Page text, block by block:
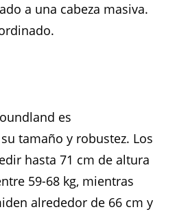
a una cabeza masiva.
es
tamaño y robustez. Los
hasta 71 cm de altura
59-68 kg, mientras
alrededor de 66 cm y